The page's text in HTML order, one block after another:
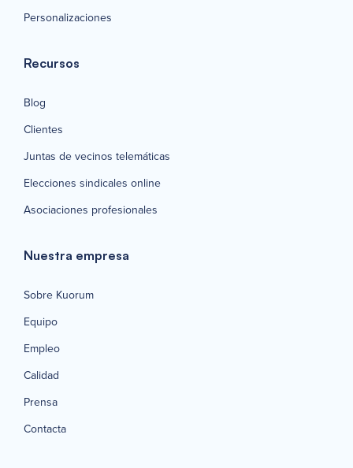
Personalizaciones
Recursos
Blog
Clientes
Juntas de vecinos telemáticas
Elecciones sindicales online
Asociaciones profesionales
Nuestra empresa
Sobre Kuorum
Equipo
Empleo
Calidad
Prensa
Contacta